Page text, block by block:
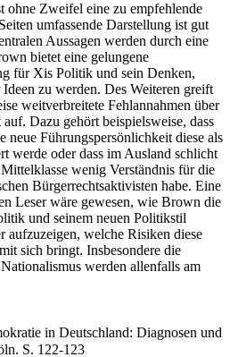
ohne Zweifel eine zu empfehlende
umfassende Darstellung ist gut
Aussagen werden durch eine
bietet eine gelungene
für Xis Politik und sein Denken,
zu werden. Des Weiteren greift
weitverbreitete Fehlannahmen über
Dazu gehört beispielsweise, dass
neue Führungspersönlichkeit diese als
werde oder dass im Ausland schlicht
wenig Verständnis für die
Bürgerrechtsaktivisten habe. Eine
Leser wäre gewesen, wie Brown die
und seinem neuen Politikstil
aufzuzeigen, welche Risiken diese
sich bringt. Insbesondere die
werden allenfalls am
in Deutschland: Diagnosen und
S. 122-123